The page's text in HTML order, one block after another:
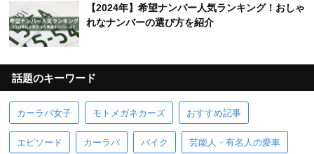
【2024年】希望ナンバー人気ランキング！おしゃ
れなナンバーの選び方を紹介
話題のキーワード
カーラバ女子 モトメガネカーズ おすすめ記事
エピソード カーラバ バイク 芸能人・有名人の愛車